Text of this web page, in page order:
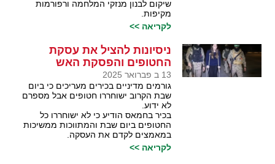
שיקום לבנון מנזקי המלחמה ורפורמות
מקיפות.
לקריאה >>
ניסיונות להציל את עסקת
החטופים והפסקת האש
13 ב פברואר 2025
גורמים מדיניים בכירים מעריכים כי ביום
שבת הקרוב ישוחררו חטופים אבל מספרם
לא ידוע.
בכיר בחמאס הודיע כי לא ישוחררו כל
החטופים ביום שבת והמתווכות ממשיכות
במאמצים לקדם את העסקה.
לקריאה >>